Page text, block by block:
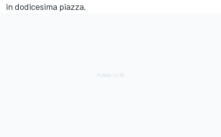
in dodicesima piazza.